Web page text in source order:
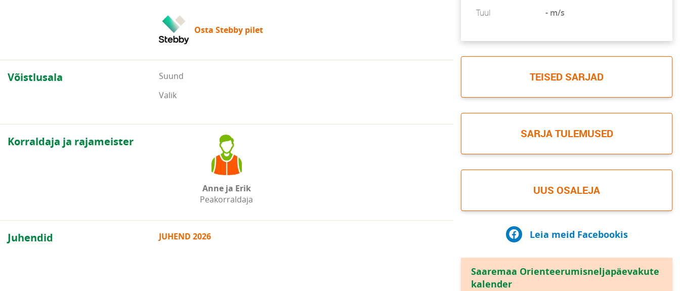
Osta Stebby pilet
Võistlusala
Suund
Valik
Korraldaja ja rajameister
Anne ja Erik
Peakorraldaja
Juhendid JUHEND 2026
Tuul
- m/s
TEISED SARJAD
SARJA TULEMUSED
UUS OSALEJA
Leia meid Facebookis
Saaremaa Orienteerumisneljapäevakute
kalender